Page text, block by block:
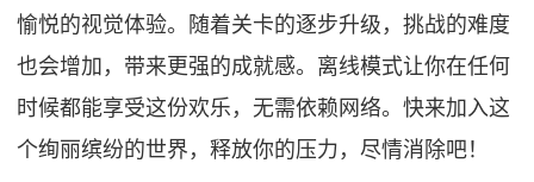
愉悦的视觉体验。随着关卡的逐步升级，挑战的难度
也会增加，带来更强的成就感。离线模式让你在任何
时候都能享受这份欢乐，无需依赖网络。快来加入这
个绚丽缤纷的世界，释放你的压力，尽情消除吧！